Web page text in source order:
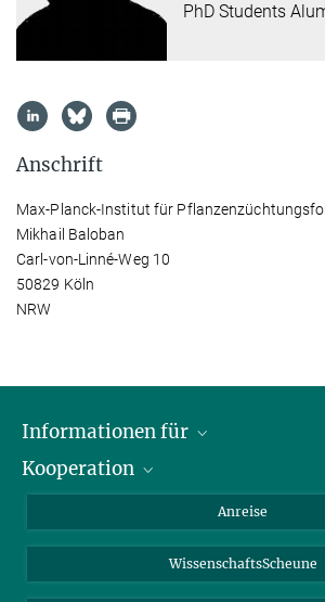
PhD Students
Anschrift
Max-Planck-Institut für
Mikhail Baloban
Carl-von-Linné-Weg 10
50829 Köln
NRW
Informationen für
Studierende
Kooperation
Anreise
WissenschaftsScheune